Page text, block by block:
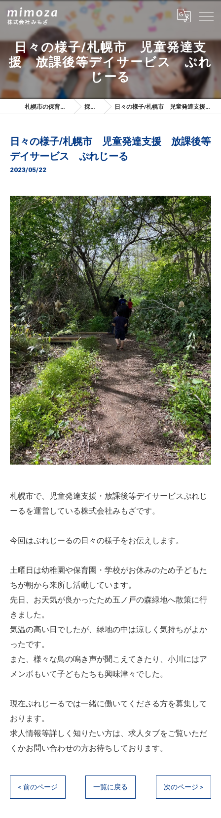
日々の様子/札幌市 児童発達支
援 放課後等デイサービス ぷれ
じーる
札幌市の保育士は株式会社みもざ 採用ブログ 日々の様子/札幌市 児童発達支援 放課後等デイサービス ぷれじーる
日々の様子/札幌市 児童発達支援 放課後等
デイサービス ぷれじーる
2023/05/22
札幌市で、児童発達支援・放課後等デイサービスぷれじ
ーるを運営している株式会社みもざです。
今回はぷれじーるの日々の様子をお伝えします。
土曜日は幼稚園や保育園・学校がお休みのため子どもた
ちが朝から来所し活動しています。
先日、お天気が良かったため五ノ戸の森緑地へ散策に行
きました。
気温の高い日でしたが、緑地の中は涼しく気持ちがよか
ったです。
また、様々な鳥の鳴き声が聞こえてきたり、小川にはア
メンボもいて子どもたちも興味津々でした。
現在ぷれじーるでは一緒に働いてくださる方を募集して
おります。
求人情報等詳しく知りたい方は、求人タブをご覧いただ
くかお問い合わせの方お待ちしております。
< 前のページ 一覧に戻る 次のページ >